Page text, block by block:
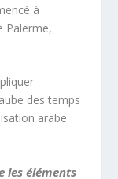
à
Palerme,
des temps
arabe
les éléments